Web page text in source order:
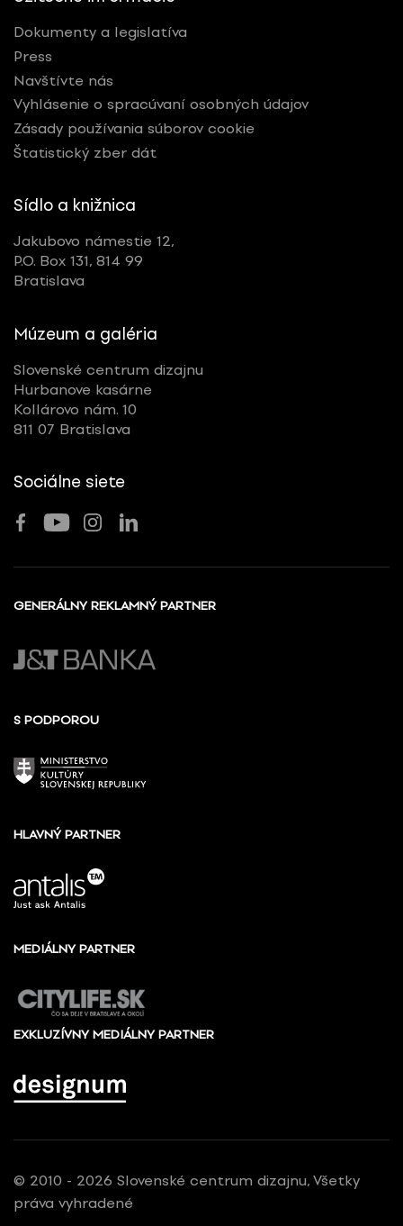
Dokumenty a legislatíva
Press
Navštívte nás
Vyhlásenie o spracúvaní osobných údajov
Zásady používania súborov cookie
Štatistický zber dát
Sídlo a knižnica
Jakubovo námestie 12,
P.O. Box 131, 814 99
Bratislava
Múzeum a galéria
Slovenské centrum dizajnu
Hurbanove kasárne
Kollárovo nám. 10
811 07 Bratislava
Sociálne siete
GENERÁLNY REKLAMNÝ PARTNER
S PODPOROU
HLAVNÝ PARTNER
MEDIÁLNY PARTNER
EXKLUZÍVNY MEDIÁLNY PARTNER
© 2010 - 2026 Slovenské centrum dizajnu, Všetky
práva vyhradené